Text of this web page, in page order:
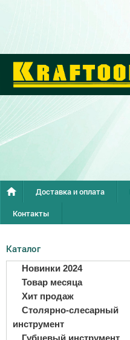
Доставка и оплата
Контакты
Каталог
Новинки 2024
Товар месяца
Хит продаж
Столярно-слесарный
инструмент
Губцевый инструмент